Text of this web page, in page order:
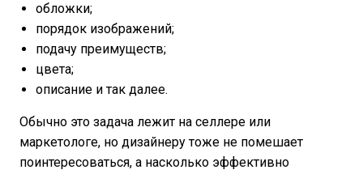
обложки;
порядок изображений;
подачу преимуществ;
цвета;
описание и так далее.
Обычно это задача лежит на селлере или
маркетологе, но дизайнеру тоже не помешает
поинтересоваться, а насколько эффективно